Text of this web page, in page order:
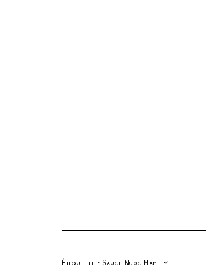
Étiquette : Sauce Nuoc Mam